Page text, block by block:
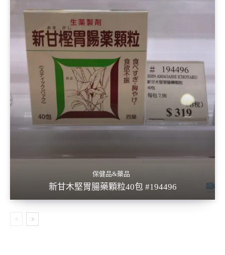
保健品&藥品
新甘木堅胃腸藥顆粒40包 #194496